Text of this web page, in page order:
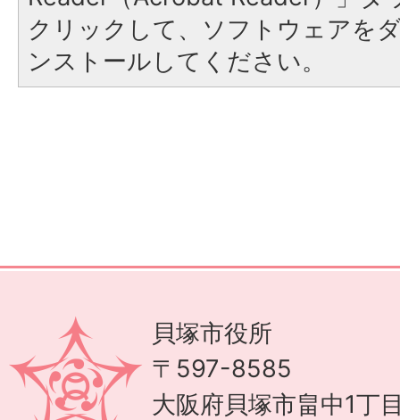
クリックして、ソフトウェアを
ンストールしてください。
貝塚市役所
〒597-8585
大阪府貝塚市畠中1丁